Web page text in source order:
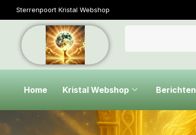
Sterrenpoort Kristal Webshop
Home Kristal Webshop Berichten